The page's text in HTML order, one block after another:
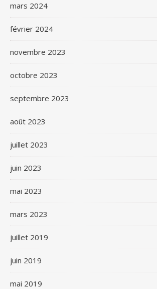
mars 2024
février 2024
novembre 2023
octobre 2023
septembre 2023
août 2023
juillet 2023
juin 2023
mai 2023
mars 2023
juillet 2019
juin 2019
mai 2019